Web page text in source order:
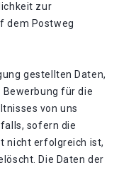
zur
dem Postweg
gestellten Daten,
Bewerbung für die
von uns
sofern die
nicht erfolgreich ist,
Die Daten der